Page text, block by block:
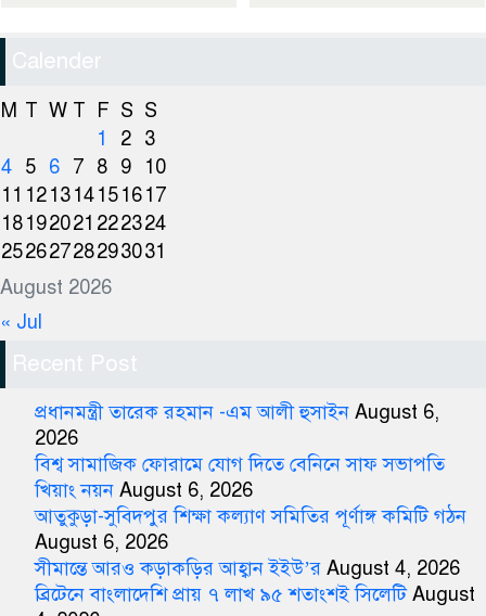
Calender
August 2026
M T W T F S S
1
2 3
4 5 6 7 8 9
10
11 121314151617
18192021 222324
25262728293031
« Jul
Recent Post
প্রধানমন্ত্রী তারেক রহমান -এম আলী হুসাইন August 6,
2026
বিশ্ব সামাজিক ফোরামে যোগ দিতে বেনিনে সাফ সভাপতি
খিয়াং নয়ন August 6, 2026
আতুকুড়া-সুবিদপুর শিক্ষা কল্যাণ সমিতির পূর্ণাঙ্গ কমিটি গঠন
August 6, 2026
সীমান্তে আরও কড়াকড়ির আহ্বান ইইউ’র August 4, 2026
ব্রিটেনে বাংলাদেশি প্রায় ৭ লাখ ৯৫ শতাংশই সিলেটি August